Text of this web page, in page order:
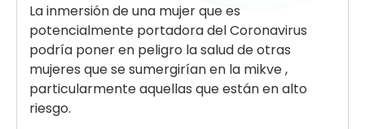
La inmersión de una mujer que es
potencialmente portadora del Coronavirus
podría poner en peligro la salud de otras
mujeres que se sumergirían en la mikve ,
particularmente aquellas que están en alto
riesgo.